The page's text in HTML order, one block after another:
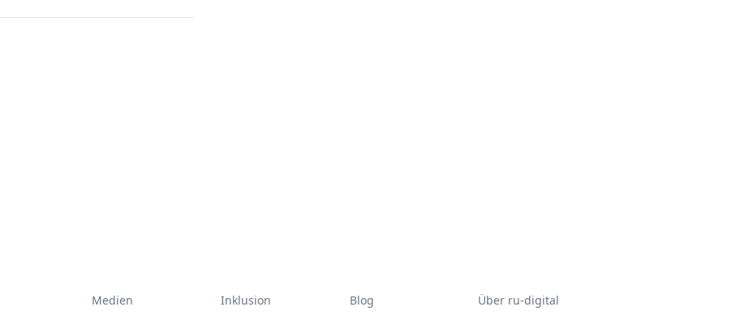
Medien Inklusion Blog Über ru-digital